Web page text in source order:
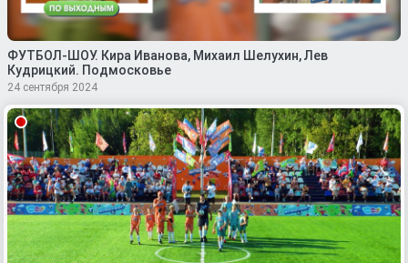
ФУТБОЛ-ШОУ. Кира Иванова, Михаил Шелухин, Лев
Кудрицкий. Подмосковье
24 сентября 2024